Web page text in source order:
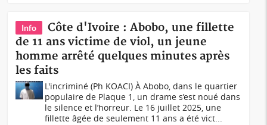
Info
Côte d'Ivoire : Abobo, une fillette
de 11 ans victime de viol, un jeune
homme arrêté quelques minutes après
les faits
L'incriminé (Ph KOACI) À Abobo, dans le quartier
populaire de Plaque 1, un drame s’est noué dans
le silence et l’horreur. Le 16 juillet 2025, une
fillette âgée de seulement 11 ans a été vict...